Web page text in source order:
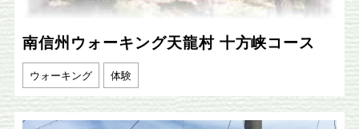
南信州ウォーキング天龍村 十方峡コース
ウォーキング 体験